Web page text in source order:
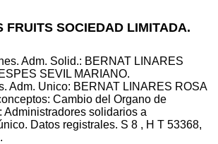
FRUITS SOCIEDAD LIMITADA.
Adm. Solid.: BERNAT LINARES
SEVIL MARIANO.
Adm. Unico: BERNAT LINARES ROSA
Cambio del Organo de
Administradores solidarios a
Datos registrales. S 8 , H T 53368,